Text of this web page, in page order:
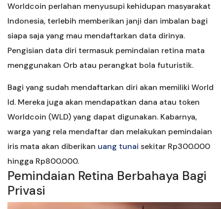
Worldcoin perlahan menyusupi kehidupan masyarakat
Indonesia, terlebih memberikan janji dan imbalan bagi
siapa saja yang mau mendaftarkan data dirinya.
Pengisian data diri termasuk pemindaian retina mata
menggunakan Orb atau perangkat bola futuristik.
Bagi yang sudah mendaftarkan diri akan memiliki World
Id. Mereka juga akan mendapatkan dana atau token
Worldcoin (WLD) yang dapat digunakan. Kabarnya,
warga yang rela mendaftar dan melakukan pemindaian
iris mata akan diberikan uang tunai sekitar Rp300.000
hingga Rp800.000.
Pemindaian Retina Berbahaya Bagi
Privasi